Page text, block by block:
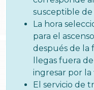
susceptible de
La hora
para el
después de la
llegas fuera
ingresar por la
El servicio de